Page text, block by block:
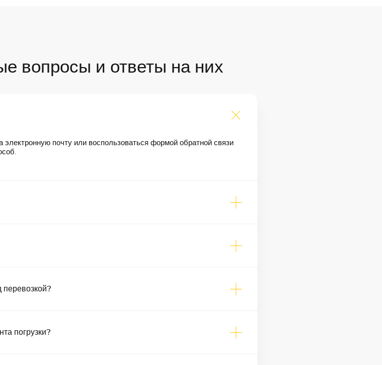
вопросы и ответы на них
почту или воспользоваться формой обратной связи
перевозкой?
погрузки?